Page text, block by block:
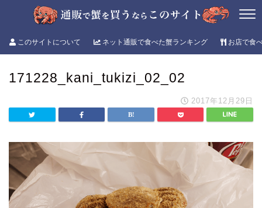
このサイトについて ネット通販で食べた蟹ランキング お店で食
171228_kani_tukizi_02_02
2017年12月29日